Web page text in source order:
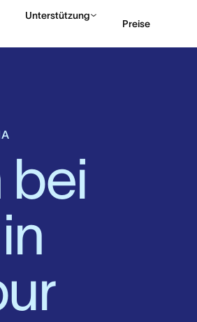
Unterstützung
Preise
bei